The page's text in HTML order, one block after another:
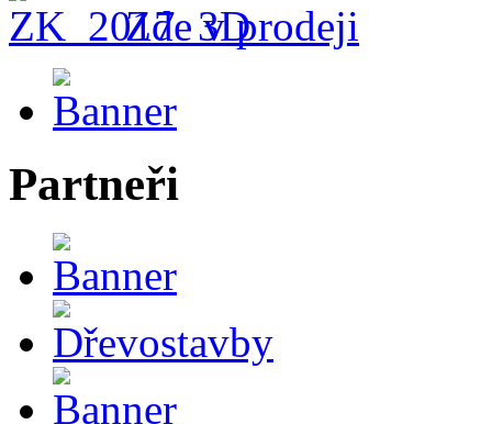
Zde v prodeji
Partneři